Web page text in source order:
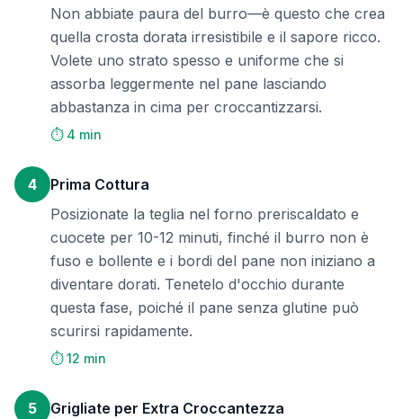
Non abbiate paura del burro—è questo che crea
quella crosta dorata irresistibile e il sapore ricco.
Volete uno strato spesso e uniforme che si
assorba leggermente nel pane lasciando
abbastanza in cima per croccantizzarsi.
⏱️ 4 min
4
Prima Cottura
Posizionate la teglia nel forno preriscaldato e
cuocete per 10-12 minuti, finché il burro non è
fuso e bollente e i bordi del pane non iniziano a
diventare dorati. Tenetelo d'occhio durante
questa fase, poiché il pane senza glutine può
scurirsi rapidamente.
⏱️ 12 min
5
Grigliate per Extra Croccantezza